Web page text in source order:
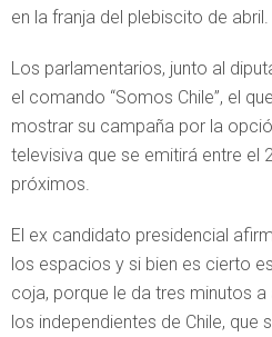
en la franja del plebiscito de abril.
Los parlamentarios, junto al
el comando “Somos Chile”, el
mostrar su campaña por la
televisiva que se emitirá entre el
próximos.
El ex candidato presidencial
los espacios y si bien es cierto
coja, porque le da tres minutos
los independientes de Chile, que